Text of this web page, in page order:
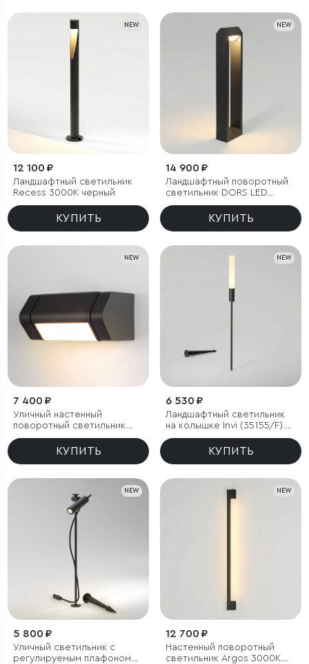
NEW
12 100 ₽
Ландшафтный светильник
Recess 3000K черный
КУПИТЬ
NEW
14 900 ₽
Ландшафтный поворотный
светильник DORS LED
3000K IP54
КУПИТЬ
NEW
7 400 ₽
Уличный настенный
поворотный светильник
DORS 3000K черный
КУПИТЬ
NEW
6 530 ₽
Ландшафтный светильник
на колышке Invi (35155/F)
3000K черный
КУПИТЬ
NEW
5 800 ₽
Уличный светильник с
регулируемым плафоном
NEW
12 700 ₽
Настенный поворотный
светильник Argos 3000K